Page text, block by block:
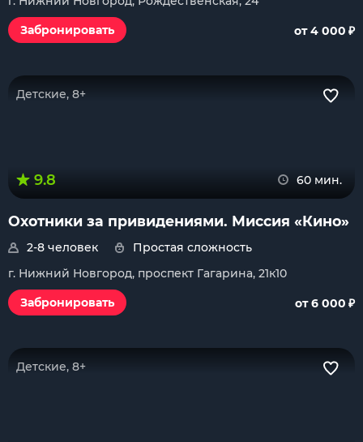
Забронировать
от 4 000 ₽
Детские, 8+
9.8 60 мин.
Охотники за привидениями. Миссия «Кино»
2-8 человек
Простая сложность
г. Нижний Новгород, проспект Гагарина, 21к10
Забронировать
от 6 000 ₽
Детские, 8+